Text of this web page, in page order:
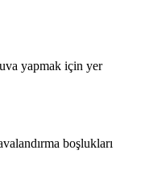
yapmak için yer
boşlukları